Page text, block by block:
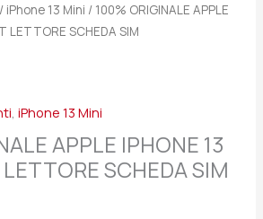
/ iPhone 13 Mini / 100% ORIGINALE APPLE
LETTORE SCHEDA SIM
,iPhone 13 Mini
APPLE IPHONE 13
SCHEDA SIM